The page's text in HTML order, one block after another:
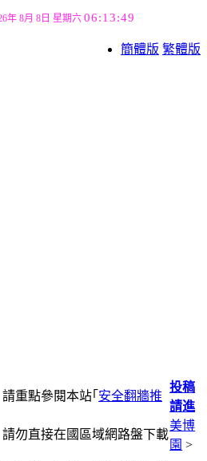
年 8月 8日 星期六 06:13:50
簡體版 繁體版
重點參閱本站｢ 安全翻牆推
勿直接在國區域網路盤下載
投稿
請進
美博
園 >